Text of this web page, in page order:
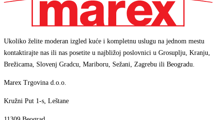
Ukoliko želite moderan izgled kuće i kompletnu uslugu na jednom mestu
kontaktirajte nas ili nas posetite u najbližoj poslovnici u Grosuplju, Kranju,
Brežicama, Slovenj Gradcu, Mariboru, Sežani, Zagrebu ili Beogradu.
Marex Trgovina d.o.o.
Kružni Put 1-s, Leštane